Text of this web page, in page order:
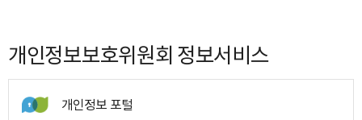
개인정보보호위원회 정보서비스
개인정보 포털